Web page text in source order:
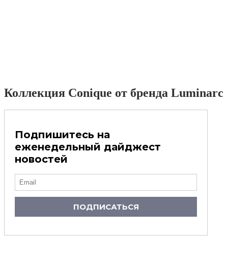
Коллекция Conique от бренда Luminarc
Подпишитесь на
еженедельный дайджест
новостей
ПОДПИСАТЬСЯ